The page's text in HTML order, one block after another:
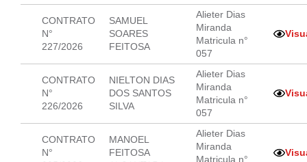
CONTRATO
N°
227/2026
SAMUEL
SOARES
FEITOSA
Alieter Dias
Miranda
Matricula n°
057
CONTRATO
N°
226/2026
NIELTON DIAS
DOS SANTOS
SILVA
Alieter Dias
Miranda
Matricula n°
057
CONTRATO
N°
MANOEL
FEITOSA
Alieter Dias
Miranda
Matricula n°